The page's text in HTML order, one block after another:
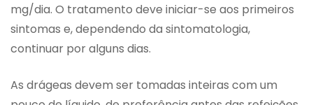
mg/dia. O tratamento deve iniciar-se aos primeiros
sintomas e, dependendo da sintomatologia,
continuar por alguns dias.
As drágeas devem ser tomadas inteiras com um